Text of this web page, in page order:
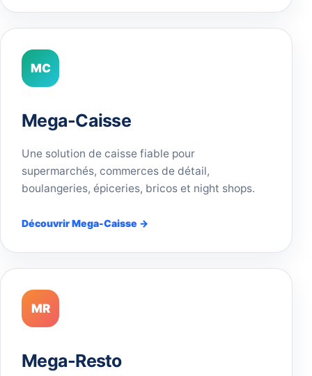
MC
Mega-Caisse
Une solution de caisse fiable pour
supermarchés, commerces de détail,
boulangeries, épiceries, bricos et night shops.
Découvrir Mega-Caisse →
MR
Mega-Resto